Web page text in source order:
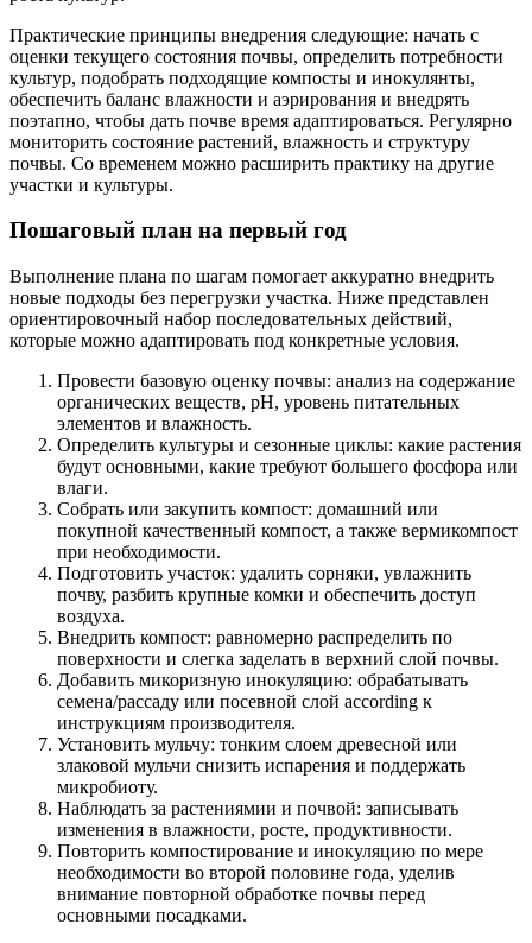
Практические принципы внедрения следующие: начать с
оценки текущего состояния почвы, определить потребности
культур, подобрать подходящие компосты и инокулянты,
обеспечить баланс влажности и аэрирования и внедрять
поэтапно, чтобы дать почве время адаптироваться. Регулярно
мониторить состояние растений, влажность и структуру
почвы. Со временем можно расширить практику на другие
участки и культуры.
Пошаговый план на первый год
Выполнение плана по шагам помогает аккуратно внедрить
новые подходы без перегрузки участка. Ниже представлен
ориентировочный набор последовательных действий,
которые можно адаптировать под конкретные условия.
Провести базовую оценку почвы: анализ на содержание
органических веществ, pH, уровень питательных
элементов и влажность.
Определить культуры и сезонные циклы: какие растения
будут основными, какие требуют большего фосфора или
влаги.
Собрать или закупить компост: домашний или
покупной качественный компост, а также вермикомпост
при необходимости.
Подготовить участок: удалить сорняки, увлажнить
почву, разбить крупные комки и обеспечить доступ
воздуха.
Внедрить компост: равномерно распределить по
поверхности и слегка заделать в верхний слой почвы.
Добавить микоризную инокуляцию: обрабатывать
семена/рассаду или посевной слой according к
инструкциям производителя.
Установить мульчу: тонким слоем древесной или
злаковой мульчи снизить испарения и поддержать
микробиоту.
Наблюдать за растениямии и почвой: записывать
изменения в влажности, росте, продуктивности.
Повторить компостирование и инокуляцию по мере
необходимости во второй половине года, уделив
внимание повторной обработке почвы перед
основными посадками.